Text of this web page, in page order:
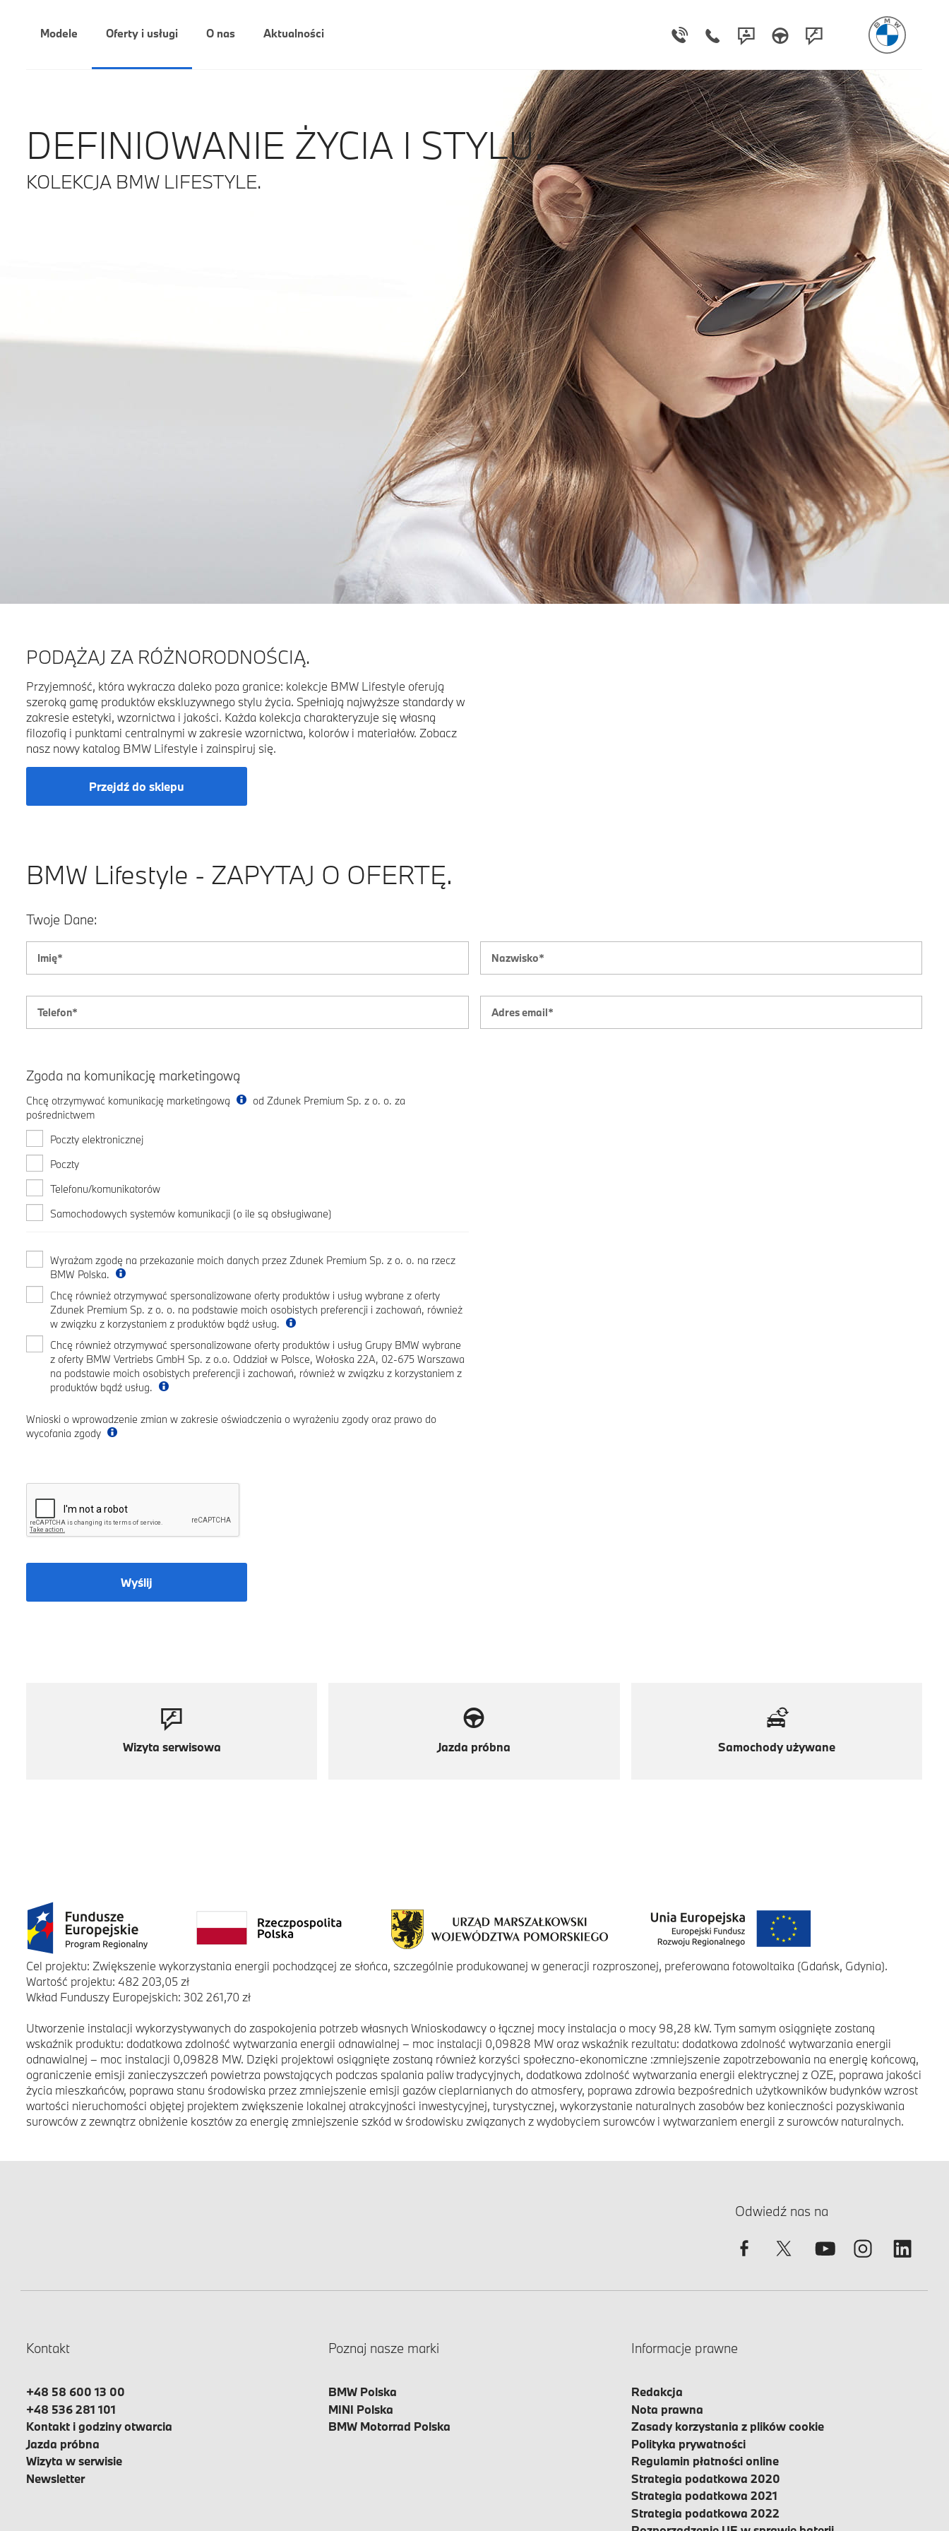
Modele Oferty i usługi O nas Aktualności
DEFINIOWANIE ŻYCIA I STYLU.
KOLEKCJA BMW LIFESTYLE.
PODĄŻAJ ZA RÓŻNORODNOŚCIĄ.
Przyjemność, która wykracza daleko poza granice: kolekcje BMW Lifestyle oferują
szeroką gamę produktów ekskluzywnego stylu życia. Spełniają najwyższe standardy w
zakresie estetyki, wzornictwa i jakości. Każda kolekcja charakteryzuje się własną
filozofią i punktami centralnymi w zakresie wzornictwa, kolorów i materiałów. Zobacz
nasz nowy katalog BMW Lifestyle i zainspiruj się.
Przejdź do sklepu
BMW Lifestyle - ZAPYTAJ O OFERTĘ.
Twoje Dane:
Zgoda na komunikację marketingową
Chcę otrzymywać komunikację marketingową
od Zdunek Premium Sp. z o. o. za
pośrednictwem
Poczty elektronicznej
Poczty
Telefonu/komunikatorów
Samochodowych systemów komunikacji (o ile są obsługiwane)
Wyrażam zgodę na przekazanie moich danych przez Zdunek Premium Sp. z o. o. na rzecz
BMW Polska.
Chcę również otrzymywać spersonalizowane oferty produktów i usług wybrane z oferty
Zdunek Premium Sp. z o. o. na podstawie moich osobistych preferencji i zachowań, również
w związku z korzystaniem z produktów bądź usług.
Chcę również otrzymywać spersonalizowane oferty produktów i usług Grupy BMW wybrane
z oferty BMW Vertriebs GmbH Sp. z o.o. Oddział w Polsce, Wołoska 22A, 02-675 Warszawa
na podstawie moich osobistych preferencji i zachowań, również w związku z korzystaniem z
produktów bądź usług.
Wnioski o wprowadzenie zmian w zakresie oświadczenia o wyrażeniu zgody oraz prawo do
wycofania zgody
Wyślij
Wizyta serwisowa Jazda próbna Samochody używane
Cel projektu: Zwiększenie wykorzystania energii pochodzącej ze słońca, szczególnie produkowanej w generacji rozproszonej, preferowana fotowoltaika (Gdańsk, Gdynia).
Wartość projektu: 482 203,05 zł
Wkład Funduszy Europejskich: 302 261,70 zł
Utworzenie instalacji wykorzystywanych do zaspokojenia potrzeb własnych Wnioskodawcy o łącznej mocy instalacja o mocy 98,28 kW. Tym samym osiągnięte zostaną
wskaźnik produktu: dodatkowa zdolność wytwarzania energii odnawialnej – moc instalacji 0,09828 MW oraz wskaźnik rezultatu: dodatkowa zdolność wytwarzania energii
odnawialnej – moc instalacji 0,09828 MW. Dzięki projektowi osiągnięte zostaną również korzyści społeczno-ekonomiczne :zmniejszenie zapotrzebowania na energię końcową,
ograniczenie emisji zanieczyszczeń powietrza powstających podczas spalania paliw tradycyjnych, dodatkowa zdolność wytwarzania energii elektrycznej z OZE, poprawa jakości
życia mieszkańców, poprawa stanu środowiska przez zmniejszenie emisji gazów cieplarnianych do atmosfery, poprawa zdrowia bezpośrednich użytkowników budynków wzrost
wartości nieruchomości objętej projektem zwiększenie lokalnej atrakcyjności inwestycyjnej, turystycznej, wykorzystanie naturalnych zasobów bez konieczności pozyskiwania
surowców z zewnątrz obniżenie kosztów za energię zmniejszenie szkód w środowisku związanych z wydobyciem surowców i wytwarzaniem energii z surowców naturalnych.
Odwiedź nas na
Kontakt
+48 58 600 13 00
+48 536 281 101
Kontakt i godziny otwarcia
Jazda próbna
Wizyta w serwisie
Newsletter
Poznaj nasze marki
BMW Polska
MINI Polska
BMW Motorrad Polska
Informacje prawne
Redakcja
Nota prawna
Zasady korzystania z plików cookie
Polityka prywatności
Regulamin płatności online
Strategia podatkowa 2020
Strategia podatkowa 2021
Strategia podatkowa 2022